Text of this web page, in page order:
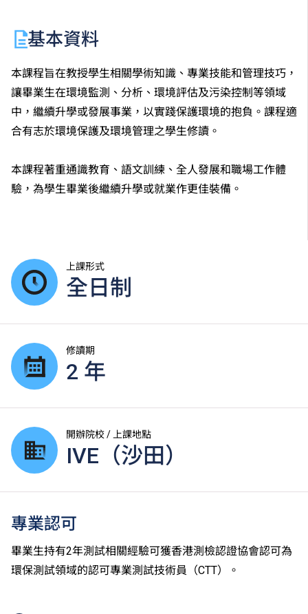
基本資料
本課程旨在教授學生相關學術知識、專業技能和管理技巧，
讓畢業生在環境監測、分析、環境評估及污染控制等領域
中，繼續升學或發展事業，以實踐保護環境的抱負。課程適
合有志於環境保護及環境管理之學生修讀。
本課程著重通識教育、語文訓練、全人發展和職場工作體
驗，為學生畢業後繼續升學或就業作更佳裝備。
上課形式
全日制
修讀期
2 年
開辦院校 / 上課地點
IVE（沙田）
專業認可
畢業生持有2年測試相關經驗可獲香港測檢認證協會認可為
環保測試領域的認可專業測試技術員（CTT）。